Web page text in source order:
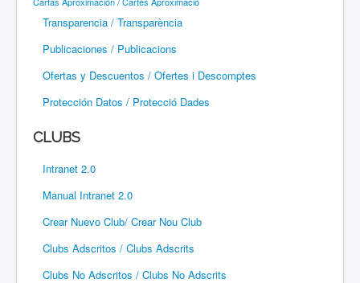
Transparencia / Transparència
Publicaciones / Publicacions
Ofertas y Descuentos / Ofertes i Descomptes
Protección Datos / Protecció Dades
CLUBS
Intranet 2.0
Manual Intranet 2.0
Crear Nuevo Club/ Crear Nou Club
Clubs Adscritos / Clubs Adscrits
Clubs No Adscritos / Clubs No Adscrits